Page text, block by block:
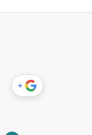
+